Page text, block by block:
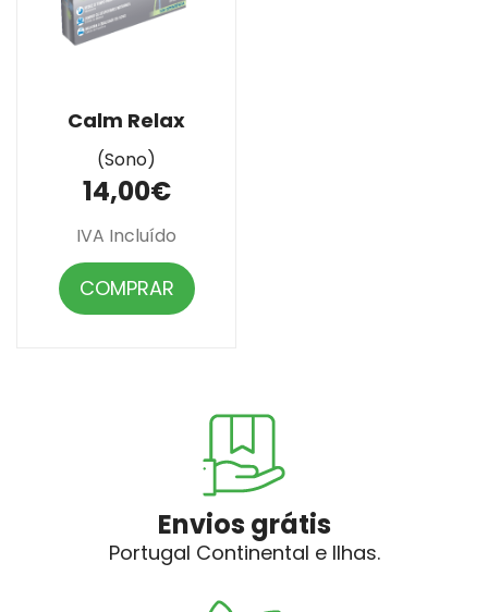
Calm Relax
(Sono)
14,00€
IVA Incluído
COMPRAR
Envios grátis
Portugal Continental e Ilhas.